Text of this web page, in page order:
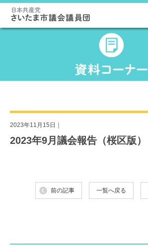
2023年11月15日｜
2023年9月議会報告（桜区版）
前の記事 一覧へ戻る